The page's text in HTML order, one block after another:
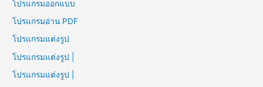
โปรแกรมออกแบบ
โปรแกรมอ่าน PDF
โปรแกรมแต่งรูป
โปรแกรมแต่งรูป |
โปรแกรมแต่งรูป |